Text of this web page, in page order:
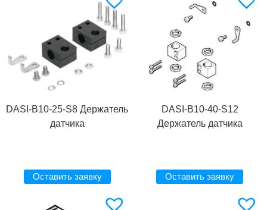
DASI-B10-25-S8 Держатель
датчика
Оставить заявку
DASI-B10-40-S12
Держатель датчика
Оставить заявку